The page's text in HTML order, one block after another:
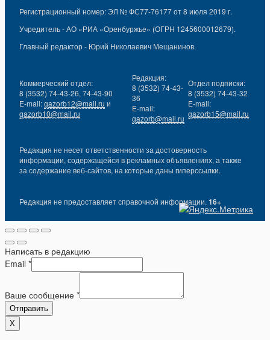
Регистрационный номер: ЭЛ № ФС77-76177 от 8 июля 2019 г.
Учредитель - АО «РИА «Оренбуржье» (ОГРН 1245600012679).
Главный редактор - Юрий Николаевич Мещанинов.
Коммерческий отдел:
8 (3532) 74-43-26, 74-43-90
E-mail:gazorb12@mail.ru и
gazorb10@mail.ru
Редакция:
8 (3532) 74-43-
36
E-mail:
gazorb@mail.ru
Отдел подписки:
8 (3532) 74-43-32
E-mail:
gazorb15@mail.ru
Редакция не несет ответственности за достоверность
информации, содержащейся в рекламных объявлениях, а также
за содержание веб-сайтов, на которые даны гиперссылки.
Редакция не предоставляет справочной информации. 16+
Написать в редакцию
Email *
Ваше сообщение *
Отправить
X